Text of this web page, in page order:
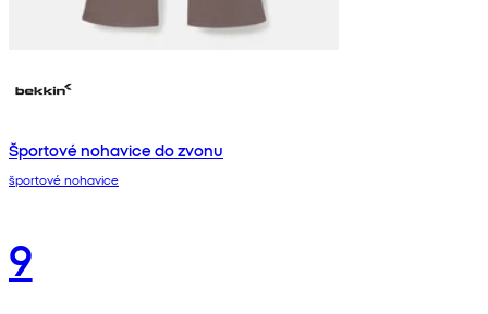
Športové nohavice do zvonu
športové nohavice
9